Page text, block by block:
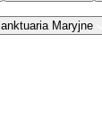
Maryjne